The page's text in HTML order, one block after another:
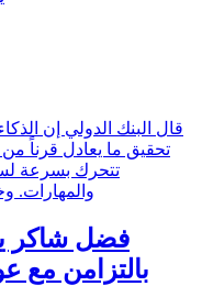
قال البنك الدولي إن
تحقيق ما يعادل قرناً
تتحرك بسرعة
والمهارات.
فضل شاكر
بالتزامن مع